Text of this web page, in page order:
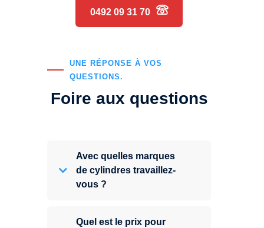
0492 09 31 70
UNE RÉPONSE À VOS
QUESTIONS.
Foire aux questions
Avec quelles marques
de cylindres travaillez-
vous ?
Quel est le prix pour